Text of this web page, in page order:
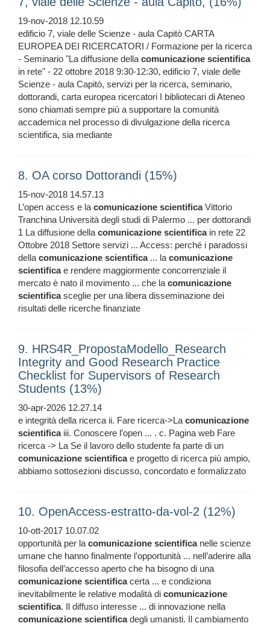
19-nov-2018 12.10.59
edificio 7, viale delle Scienze - aula Capitò CARTA
EUROPEA DEI RICERCATORI / Formazione per la ricerca
- Seminario "La diffusione dellacomunicazione scientifica
in rete" - 22 ottobre 2018 9:30-12:30, edificio 7, viale delle
Scienze - aula Capitò, servizi per la ricerca, seminario,
dottorandi, carta europea ricercatori I bibliotecari di Ateneo
sono chiamati sempre più a supportare la comunità
accademica nel processo di divulgazione della ricerca
scientifica, sia mediante
8. OA corso Dottorandi (15%)
15-nov-2018 14.57.13
L’open access e lacomunicazione scientificaVittorio
Tranchina Università degli studi di Palermo ... per dottorandi
1 La diffusione dellacomunicazione scientificain rete 22
Ottobre 2018 Settore servizi ... Access: perché i paradossi
dellacomunicazione scientifica... lacomunicazione
scientificae rendere maggiormente concorrenziale il
mercato è nato il movimento ... che lacomunicazione
scientificasceglie per una libera disseminazione dei
risultati delle ricerche finanziate
9. HRS4R_PropostaModello_Research
Integrity and Good Research Practice
Checklist for Supervisors of Research
Students (13%)
30-apr-2026 12.27.14
e integrità della ricerca ii. Fare ricerca->Lacomunicazione
scientificaiii. Conoscere l’open ... . c. Pagina web Fare
ricerca -> La Se il lavoro dello studente fa parte di un
comunicazione scientificae progetto di ricerca più ampio,
abbiamo sottosezioni discusso, concordato e formalizzato
10. OpenAccess-estratto-da-vol-2 (12%)
10-ott-2017 10.07.02
opportunità per lacomunicazione scientificanelle scienze
umane che hanno finalmente l’opportunità ... nell’aderire alla
filosofia dell’accesso aperto che ha bisogno di una
comunicazione scientificacerta ... e condiziona
inevitabilmente le relative modalità di comunicazione
scientifica. Il diffuso interesse ... di innovazione nella
comunicazione scientificadegli umanisti. Il cambiamento